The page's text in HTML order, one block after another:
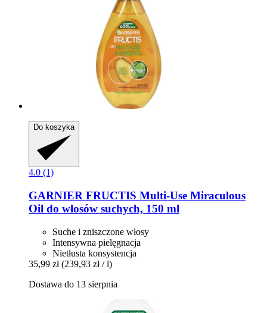
Do koszyka
4.0 (1)
GARNIER FRUCTIS Multi-​Use Miraculous
Oil do włosów suchych, 150 ml
Suche i zniszczone włosy
Intensywna pielęgnacja
Nietłusta konsystencja
35,99 zł (239,93 zł / l)
Dostawa do 13 sierpnia